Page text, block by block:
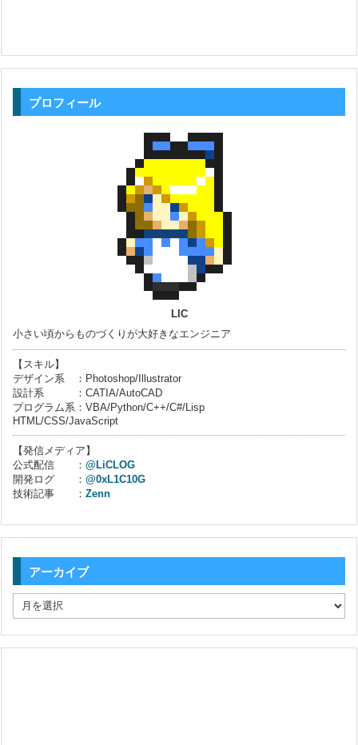
プロフィール
LIC
小さい頃からものづくりが大好きなエンジニア
【スキル】
デザイン系 ：Photoshop/Illustrator
設計系 ：CATIA/AutoCAD
プログラム系：VBA/Python/C++/C#/Lisp
HTML/CSS/JavaScript
【発信メディア】
公式配信 ： @LiCLOG
開発ログ ： @0xL1C10G
技術記事 ： Zenn
アーカイブ